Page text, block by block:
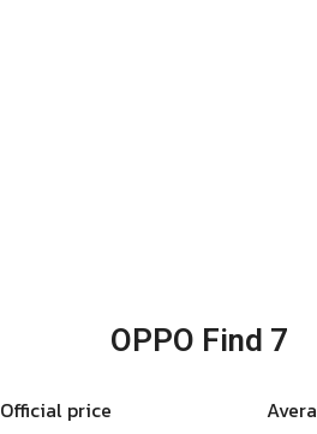
OPPO Find 7
Official price